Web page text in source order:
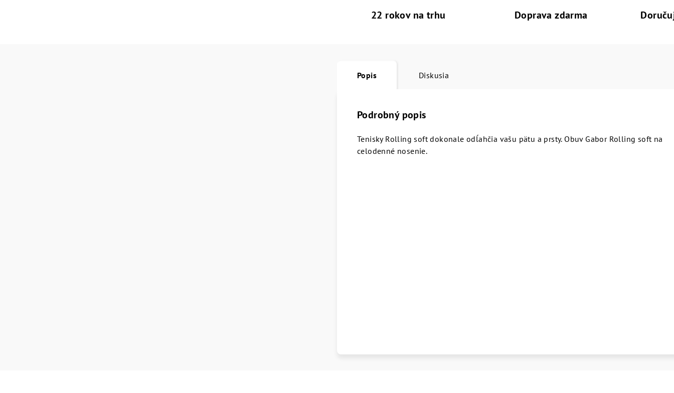
22 rokov na trhu Doprava zdarma
Popis Diskusia
Podrobný popis
Tenisky Rolling soft dokonale odĺahčia vašu pätu a prsty. Obuv Gabor Rolling soft na
celodenné nosenie.